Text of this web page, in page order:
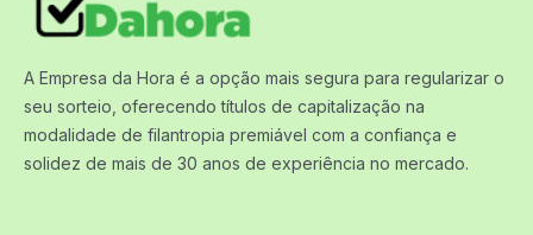
A Empresa da Hora é a opção mais segura para regularizar o
seu sorteio, oferecendo títulos de capitalização na
modalidade de filantropia premiável com a confiança e
solidez de mais de 30 anos de experiência no mercado.